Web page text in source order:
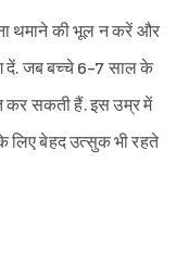
थमाने की भूल न करें और
दें. जब बच्चे 6-7 साल के
कर सकती हैं. इस उम्र में
लिए बेहद उत्सुक भी रहते